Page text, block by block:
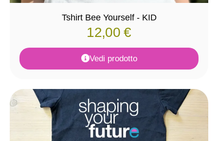
Tshirt Bee Yourself - KID
12,00€
Vedi prodotto